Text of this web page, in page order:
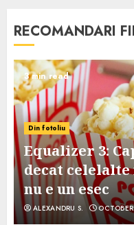
RECOMANDARI
3 min read
Din fotoliu
Equalizer 3:
decat
nu e un esec
ALEXANDRU S.